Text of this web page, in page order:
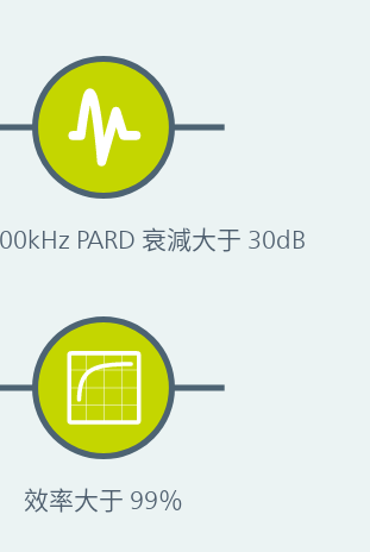
PARD 衰減大于 30dB
效率大于 99％